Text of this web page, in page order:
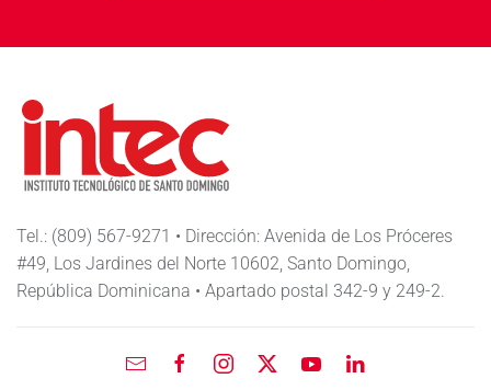
Tel.: (809) 567-9271 • Dirección: Avenida de Los Próceres
#49, Los Jardines del Norte 10602, Santo Domingo,
República Dominicana • Apartado postal 342-9 y 249-2.